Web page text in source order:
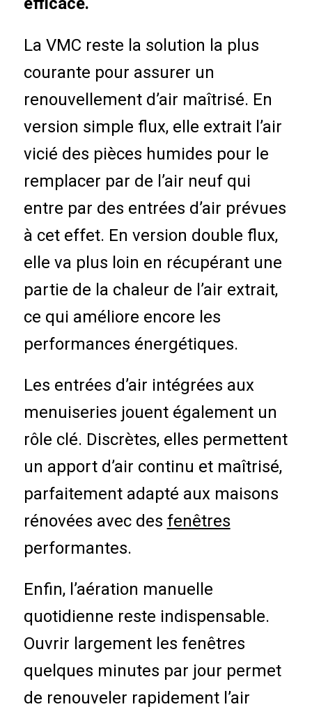
La VMC reste la solution la plus
courante pour assurer un
renouvellement d’air maîtrisé. En
version simple flux, elle extrait l’air
vicié des pièces humides pour le
remplacer par de l’air neuf qui
entre par des entrées d’air prévues
à cet effet. En version double flux,
elle va plus loin en récupérant une
partie de la chaleur de l’air extrait,
ce qui améliore encore les
performances énergétiques.
Les entrées d’air intégrées aux
menuiseries jouent également un
rôle clé. Discrètes, elles permettent
un apport d’air continu et maîtrisé,
parfaitement adapté aux maisons
rénovées avec des fenêtres
performantes.
Enfin, l’aération manuelle
quotidienne reste indispensable.
Ouvrir largement les fenêtres
quelques minutes par jour permet
de renouveler rapidement l’air